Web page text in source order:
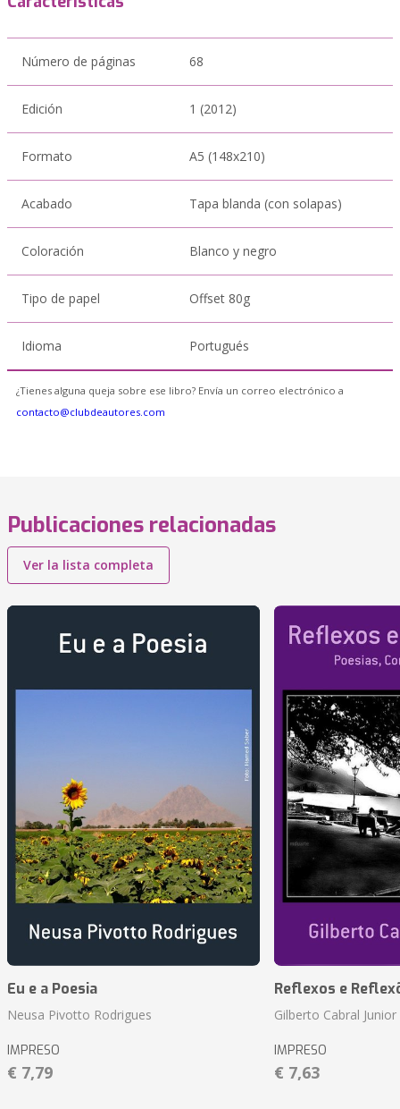
Número de páginas 68
Edición 1 (2012)
Formato A5 (148x210)
Acabado Tapa blanda (con solapas)
Coloración Blanco y negro
Tipo de papel Offset 80g
Idioma Portugués
¿Tienes alguna queja sobre ese libro? Envía un correo electrónico a
contacto@clubdeautores.com
Publicaciones relacionadas
Ver la lista completa
Eu e a Poesia
Neusa Pivotto Rodrigues
IMPRESO
€ 7,79
Reflexos e
Gilberto Cabral Junior
IMPRESO
€ 7,63